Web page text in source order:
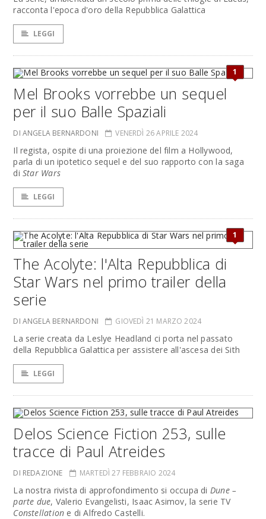
racconta l'epoca d'oro della Repubblica Galattica
LEGGI
1
Mel Brooks vorrebbe un sequel
per il suo Balle Spaziali
DI ANGELA BERNARDONI VENERDÌ 26 APRILE 2024
Il regista, ospite di una proiezione del film a Hollywood,
parla di un ipotetico sequel e del suo rapporto con la saga
diStar Wars
LEGGI
1
The Acolyte: l'Alta Repubblica di
Star Wars nel primo trailer della
serie
DI ANGELA BERNARDONI GIOVEDÌ 21 MARZO 2024
La serie creata da Leslye Headland ci porta nel passato
della Repubblica Galattica per assistere all'ascesa dei Sith
LEGGI
Delos Science Fiction 253, sulle
tracce di Paul Atreides
DI REDAZIONE MARTEDÌ 27 FEBBRAIO 2024
La nostra rivista di approfondimento si occupa di Dune –
parte due, Valerio Evangelisti, Isaac Asimov, la serie TV
Constellation e di Alfredo Castelli.